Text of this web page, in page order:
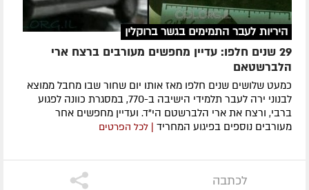
היריות לעבר התמימים בגשר ברוקלין
29 שנים חלפו: עדיין מחפשים מעורבים ברצח ארי
הלברשטאם
כמעט שלושים שנים חלפו מאז אותו יום שחור שבו מחבל ממוצא
לבנוני ירה לעבר תלמידי הישיבה ב-770, במסגרת כוונה לפגוע
ברבי, ורצח את ארי הלברשטם הי"ד. ועדיין מחפשים אחר
מעורבים נוספים בפיגוע המחריד
| לכל הפרטים
לכתבה